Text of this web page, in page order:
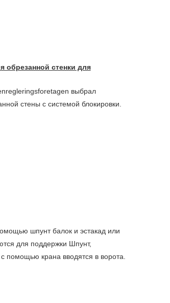
обрезанной стенки для
выбрал
стены с системой блокировки.
шпунт балок и эстакад или
для поддержки Шпунт,
помощью крана вводятся в ворота.